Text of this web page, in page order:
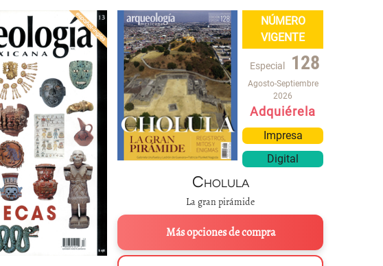
NÚMERO
VIGENTE
Especial 128
Agosto-Septiembre
2026
Adquiérela
Impresa
Digital
Cholula
La gran pirámide
Más opciones de compra